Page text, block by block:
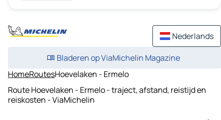
Nederlands
Bladeren op ViaMichelin Magazine
HomeRoutesHoevelaken - Ermelo
Route Hoevelaken - Ermelo - traject, afstand, reistijd en
reiskosten - ViaMichelin